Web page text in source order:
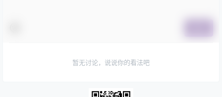
暂无讨论，说说你的看法吧